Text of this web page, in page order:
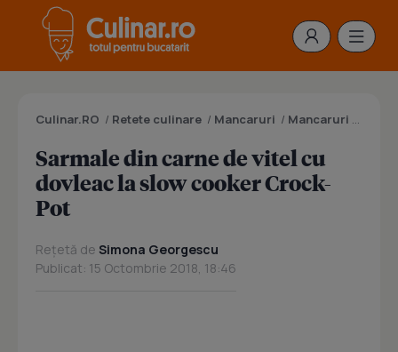
Culinar.RO / Retete culinare / Mancaruri / Mancaruri cu carne
Sarmale din carne de vitel cu
dovleac la slow cooker Crock-
Pot
Rețetă de Simona Georgescu
Publicat: 15 Octombrie 2018, 18:46